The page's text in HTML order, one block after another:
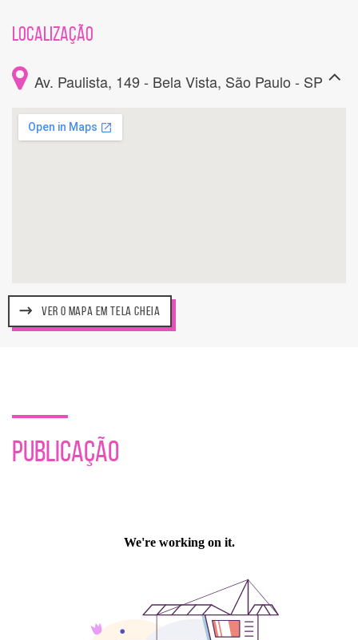
LOCALIZAÇÃO
Av. Paulista, 149 - Bela Vista, São Paulo - SP
VER O MAPA EM TELA CHEIA
PUBLICAÇÃO